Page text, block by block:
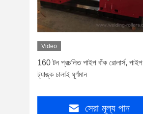
Video
160 টন প্রচলিত পাইপ বাঁক রোলার্স, পাইপ
ট্যাঙ্ক ঢালাই ঘূর্ণমান
সেরা মূল্য পান